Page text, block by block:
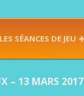
LES SÉANCES DE JEU
– 13 MARS 2017